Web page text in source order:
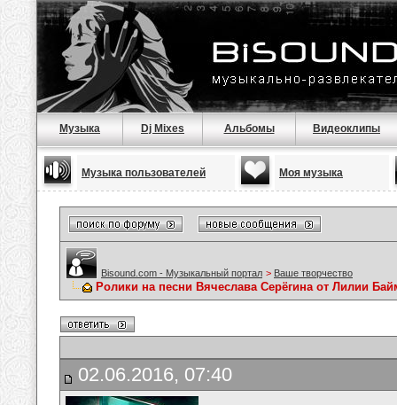
Музыка Dj Mixes Альбомы Видеоклипы
Музыка пользователей Моя музыка
Bisound.com - Музыкальный портал > Ваше творчество
Ролики на песни Вячеслава Серёгина от Лилии
02.06.2016, 07:40